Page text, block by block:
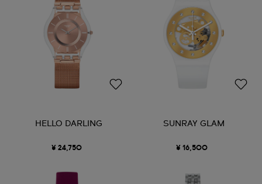
HELLO DARLING
¥ 24,750
SUNRAY GLAM
¥ 16,500